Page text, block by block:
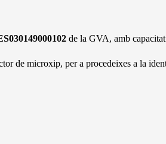
de la GVA, amb
de microxip, per a procedeixes a la